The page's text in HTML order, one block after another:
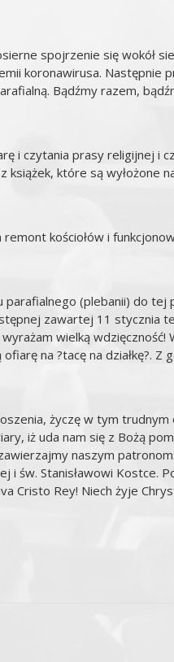
spojrzenie się wokół
koronawirusa. Następnie
Bądźmy razem,
i czytania prasy religijnej i
książek, które są wyłożone
kościołów i
parafialnego (plebanii) do tej
zawartej 11 stycznia
wielką wdzięczność!
na ?tacę na działkę?. Z
życzę w tym trudnym
iż uda nam się z Bożą
naszym
i św. Stanisławowi Kostce.
Cristo Rey! Niech żyje